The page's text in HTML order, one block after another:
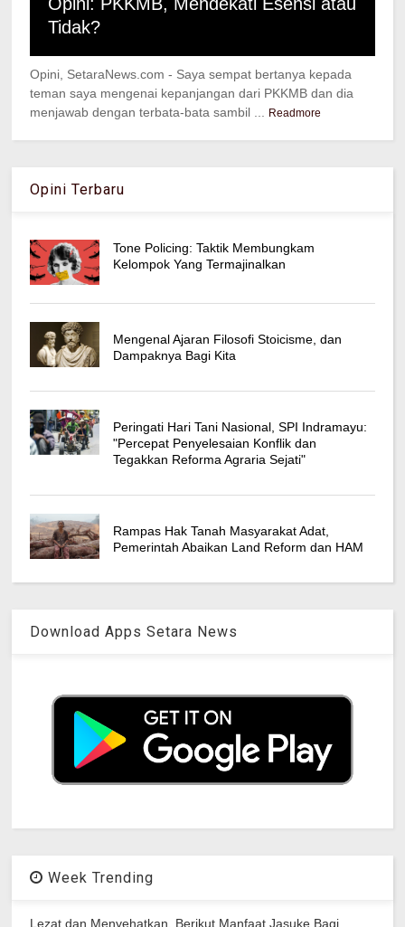
Tidak?
Opini, SetaraNews.com - Saya sempat bertanya kepada
teman saya mengenai kepanjangan dari PKKMB dan dia
menjawab dengan terbata-bata sambil ...
Readmore
Opini Terbaru
Tone Policing: Taktik Membungkam
Kelompok Yang Termajinalkan
Mengenal Ajaran Filosofi Stoicisme, dan
Dampaknya Bagi Kita
Peringati Hari Tani Nasional, SPI Indramayu:
"Percepat Penyelesaian Konflik dan
Tegakkan Reforma Agraria Sejati"
Rampas Hak Tanah Masyarakat Adat,
Pemerintah Abaikan Land Reform dan HAM
Download Apps Setara News
Week Trending
Lezat dan Menyehatkan, Berikut Manfaat Jasuke Bagi